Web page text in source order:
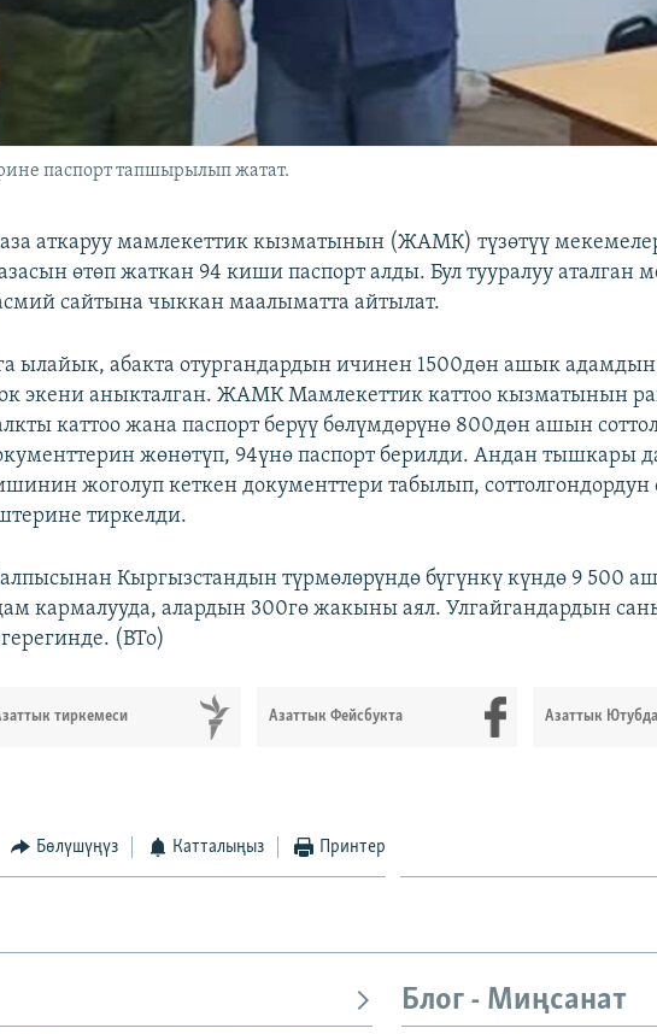
паспорт тапшырылып жатат.
аткаруу мамлекеттик кызматынын (ЖАМК) түзөтүү
өтөп жаткан 94 киши паспорт алды. Бул тууралуу аталган
сайтына чыккан маалыматта айтылат.
ылайык, абакта отургандардын ичинен 1500дөн ашык адамдын
экени аныкталган. ЖАМК Мамлекеттик каттоо кызматынын
каттоо жана паспорт берүү бөлүмдөрүнө 800дөн ашын
жөнөтүп, 94үнө паспорт берилди. Андан тышкары
жоголуп кеткен документтери табылып, соттолгондордун
тиркелди.
Кыргызстандын түрмөлөрүндө бүгүнкү күндө 9 500
кармалууда, алардын 300гө жакыны аял. Улгайгандардын
(BTo)
тиркемеси Азаттык Фейсбукта Азаттык Ютубда
Бөлүшүңүз Катталыңыз Принтер
Блог - Миңсанат